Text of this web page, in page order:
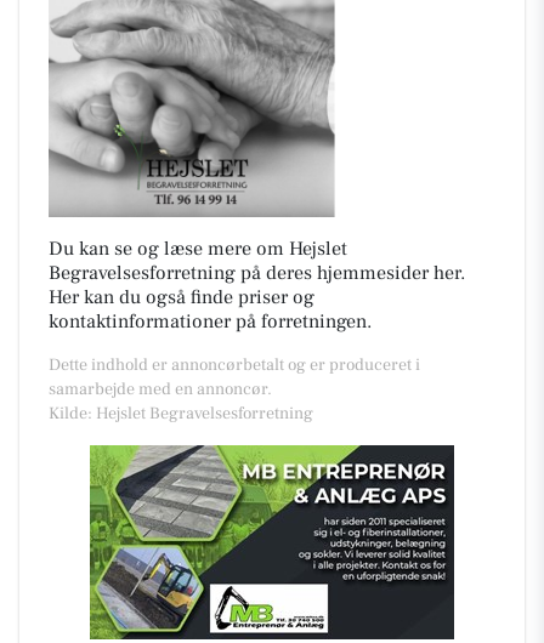
Du kan se og læse mere om Hejslet
Begravelsesforretning på deres hjemmesider her.
Her kan du også finde priser og
kontaktinformationer på forretningen.
Dette indhold er annoncørbetalt og er produceret i
samarbejde med en annoncør.
Kilde: Hejslet Begravelsesforretning